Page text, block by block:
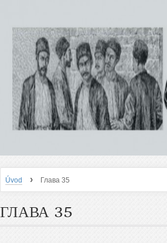
Úvod › Глава 35
ГЛАВА 35